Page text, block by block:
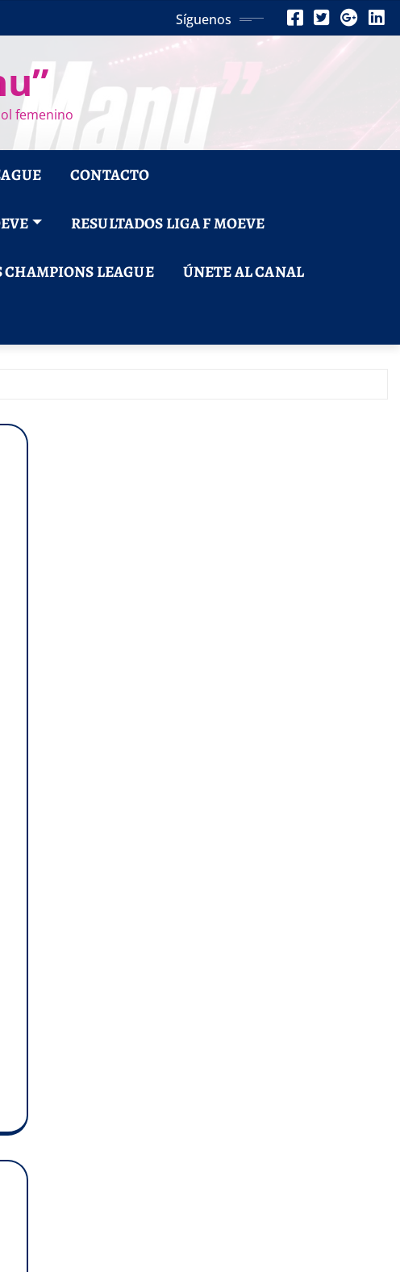
Síguenos
femenino
CONTACTO
RESULTADOS LIGA F MOEVE
CHAMPIONS LEAGUE ÚNETE AL CANAL